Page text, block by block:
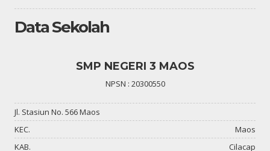
Data Sekolah
SMP NEGERI 3 MAOS
NPSN : 20300550
Jl. Stasiun No. 566 Maos
KEC.
Maos
KAB.
Cilacap